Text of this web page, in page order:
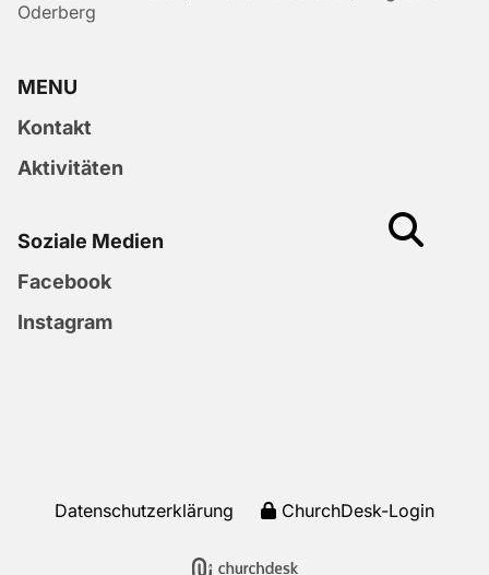
Oderberg
MENU
Kontakt
Aktivitäten
Soziale Medien
Facebook
Instagram
Datenschutzerklärung ChurchDesk-Login